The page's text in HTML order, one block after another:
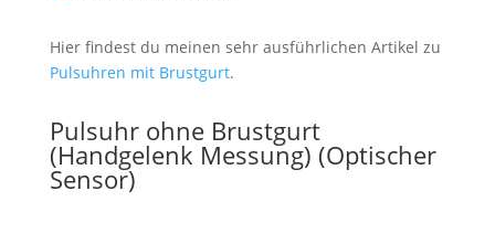
Hier findest du meinen sehr ausführlichen Artikel zu
Pulsuhren mit Brustgurt.
Pulsuhr ohne Brustgurt
(Handgelenk Messung) (Optischer
Sensor)